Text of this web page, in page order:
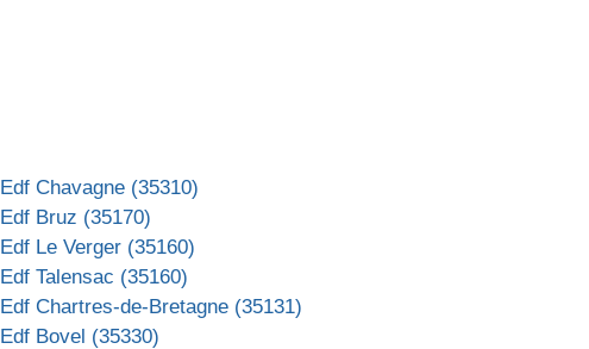
Edf Chavagne (35310)
Edf Bruz (35170)
Edf Le Verger (35160)
Edf Talensac (35160)
Edf Chartres-de-Bretagne (35131)
Edf Bovel (35330)